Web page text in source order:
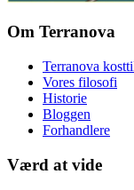
Om Terranova
Terranova
Vores filosofi
Historie
Bloggen
Forhandlere
Værd at vide